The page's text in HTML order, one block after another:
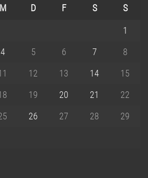
M D F S S
1
4 5 6 7
8
12 13 14
15
19 20 21
22
26 27 28
29